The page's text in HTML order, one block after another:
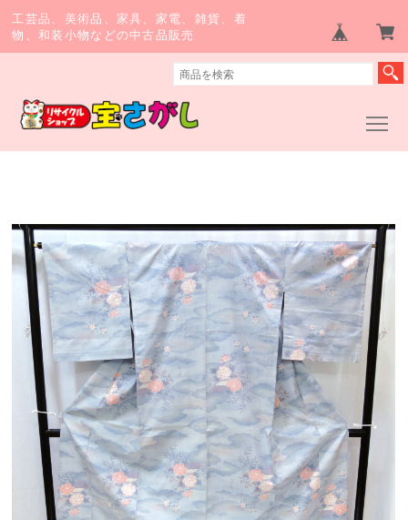
工芸品、美術品、家具、家電、雑貨、着
物、和装小物などの中古品販売